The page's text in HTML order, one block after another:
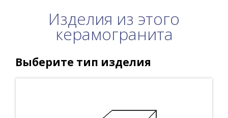
Изделия из этого
керамогранита
Выберите тип изделия